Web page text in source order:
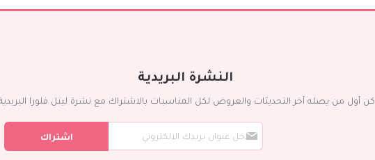
النشرة البريدية
كن أول من يصله آخر التحديثات والعروض لكل المناسبات بالاشتراك مع نشرة ليتل فلورا
ج
ل
اشتراك